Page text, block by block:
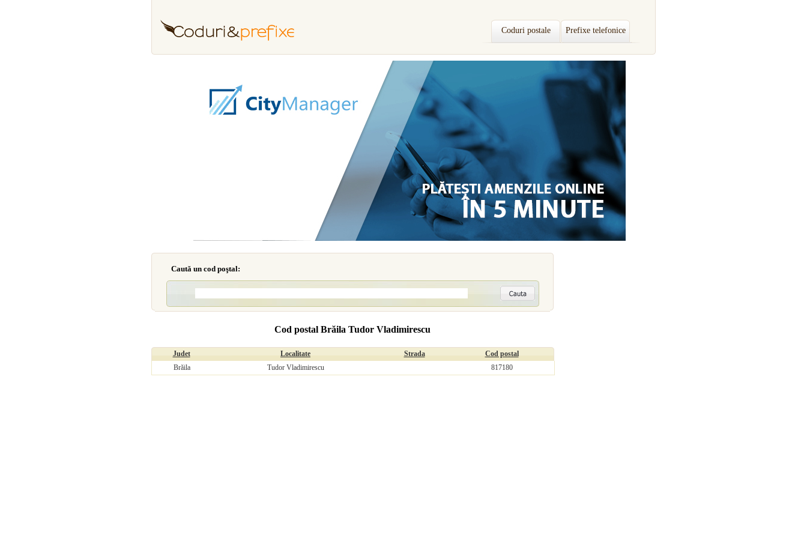
Coduri postale Prefixe telefonice
Caută un cod poştal:
Cod postal Brăila Tudor Vladimirescu
Judet Localitate Strada
Cod postal
Brăila
Tudor Vladimirescu 817180